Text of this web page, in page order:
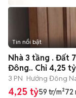
Tin nổi bật
Nhà 3 tầng . Đất
Đông.. Chỉ 4,25 tỷ
3 PN Hướng Đông
4,25 tỷ59 tr/m²72